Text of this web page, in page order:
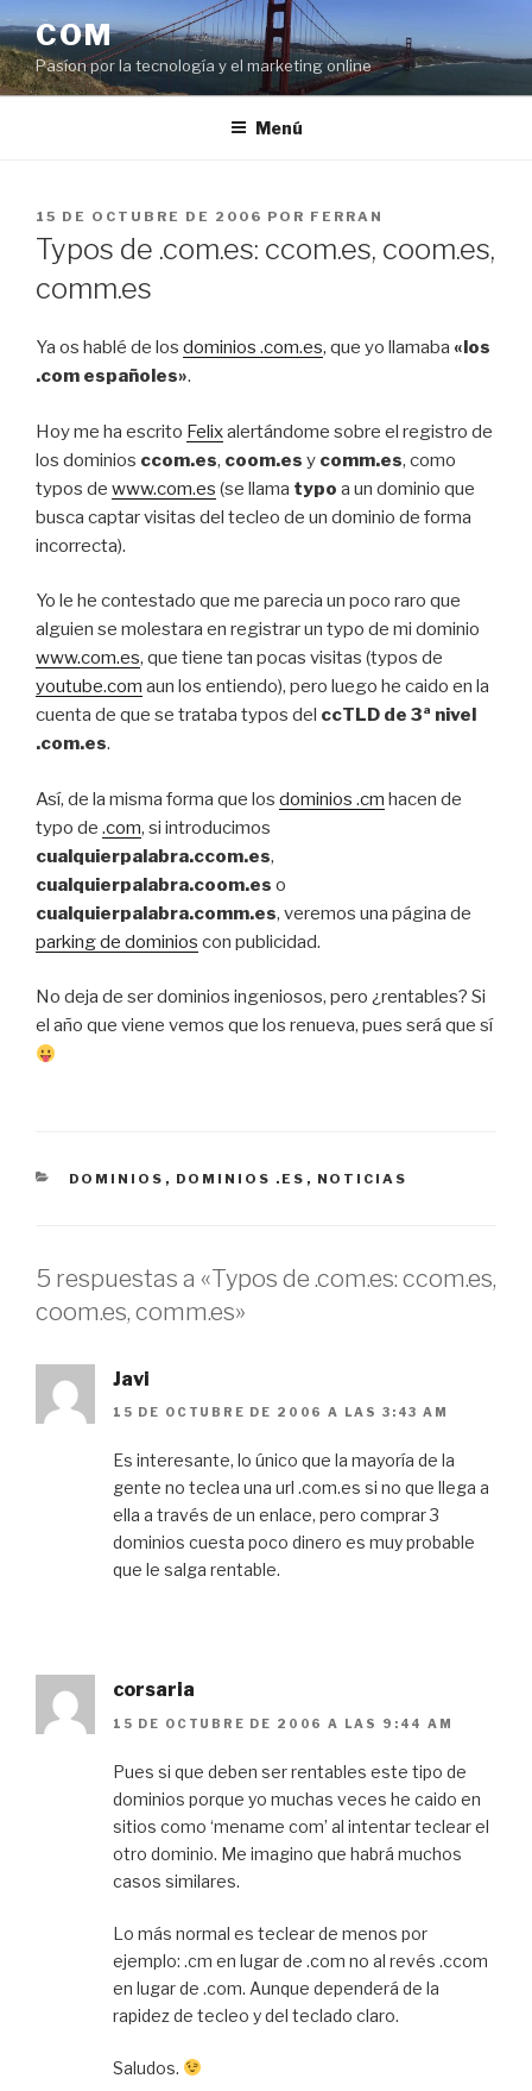
al
contenido
COM
Pasíon por la tecnología y el marketing online
Menú
PUBLICADO
EL
15 DE OCTUBRE DE 2006 POR FERRAN
Typos de .com.es: ccom.es, coom.es,
comm.es
Ya os hablé de los dominios .com.es, que yo llamaba «los
.com españoles».
Hoy me ha escrito Felixalertándome sobre el registro de
los dominios ccom.es, coom.es y comm.es, como
typos de www.com.es (se llama typo a un dominio que
busca captar visitas del tecleo de un dominio de forma
incorrecta).
Yo le he contestado que me parecia un poco raro que
alguien se molestara en registrar un typo de mi dominio
www.com.es, que tiene tan pocas visitas (typos de
youtube.com aun los entiendo), pero luego he caido en la
cuenta de que se trataba typos del ccTLD de 3ª nivel
.com.es.
Así, de la misma forma que los dominios .cm hacen de
typo de .com, si introducimos
cualquierpalabra.ccom.es,
cualquierpalabra.coom.es o
cualquierpalabra.comm.es, veremos una página de
parking de dominios con publicidad.
No deja de ser dominios ingeniosos, pero ¿rentables? Si
el año que viene vemos que los renueva, pues será que sí
CATEGORÍAS
DOMINIOS , DOMINIOS .ES , NOTICIAS
5 respuestas a «Typos de .com.es: ccom.es,
coom.es, comm.es»
Javi
15 DE OCTUBRE DE 2006 A LAS 3:43 AM
Es interesante, lo único que la mayoría de la
gente no teclea una url .com.es si no que llega a
ella a través de un enlace, pero comprar 3
dominios cuesta poco dinero es muy probable
que le salga rentable.
corsaria
15 DE OCTUBRE DE 2006 A LAS 9:44 AM
Pues si que deben ser rentables este tipo de
dominios porque yo muchas veces he caido en
sitios como ‘mename com’ al intentar teclear el
otro dominio. Me imagino que habrá muchos
casos similares.
Lo más normal es teclear de menos por
ejemplo: .cm en lugar de .com no al revés .ccom
en lugar de .com. Aunque dependerá de la
rapidez de tecleo y del teclado claro.
Saludos.